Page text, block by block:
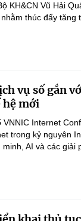
KH&CN Vũ Hải
thúc đẩy tăng
vụ số gắn
mới
VNNIC Internet
trong kỷ nguyên
AI và các giải